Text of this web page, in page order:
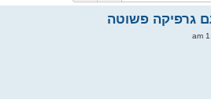
גרפיקה פשוטה